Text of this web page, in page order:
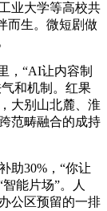
业大学等高校共
而生。微短剧做
“AI让内容制
气和机制。红果
大别山北麓、淮
范畴融合的成持
30%，“你让
能片场”。人
公区预留的一排